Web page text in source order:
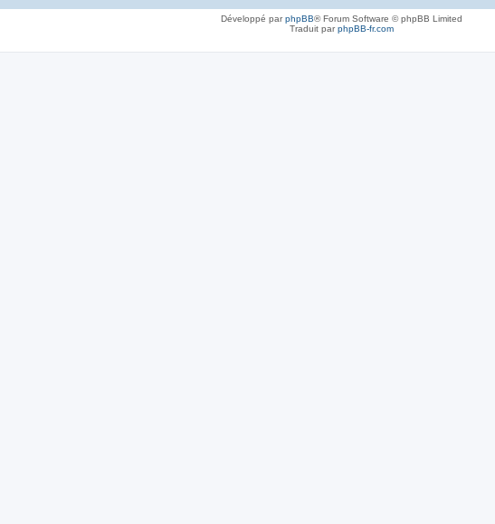
Développé parphpBB® Forum Software © phpBB Limited
Traduit parphpBB-fr.com